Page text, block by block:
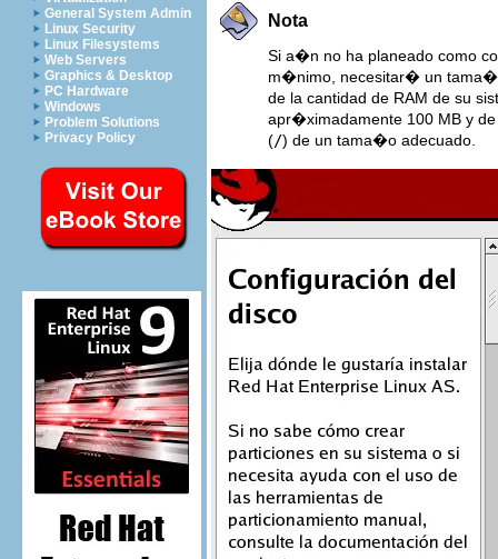
General System Admin
Linux Security
Linux Filesystems
Web Servers
Graphics & Desktop
PC Hardware
Windows
Problem Solutions
Privacy Policy
Nota
Si a�n no ha planeado como
m�nimo, necesitar� un
de la cantidad de RAM de su
apr�ximadamente 100 MB y
(/) de un tama�o adecuado.